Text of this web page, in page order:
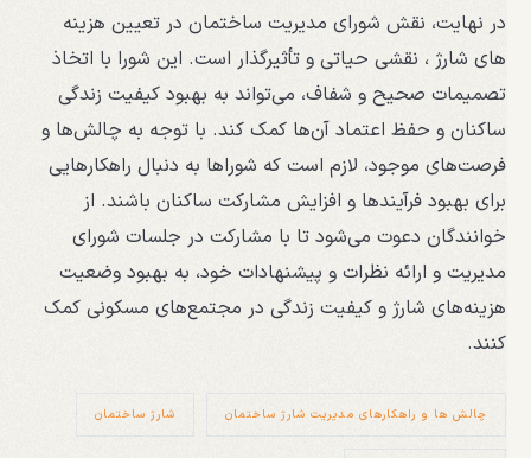
در نهایت، نقش شورای مدیریت ساختمان در تعیین هزینه
های شارژ ، نقشی حیاتی و تأثیرگذار است. این شورا با اتخاذ
تصمیمات صحیح و شفاف، می‌تواند به بهبود کیفیت زندگی
ساکنان و حفظ اعتماد آن‌ها کمک کند. با توجه به چالش‌ها و
فرصت‌های موجود، لازم است که شوراها به دنبال راهکارهایی
برای بهبود فرآیندها و افزایش مشارکت ساکنان باشند. از
خوانندگان دعوت می‌شود تا با مشارکت در جلسات شورای
مدیریت و ارائه نظرات و پیشنهادات خود، به بهبود وضعیت
هزینه‌های شارژ و کیفیت زندگی در مجتمع‌های مسکونی کمک
کنند.
چالش ها و راهکارهای مدیریت شارژ ساختمان شارژ ساختمان